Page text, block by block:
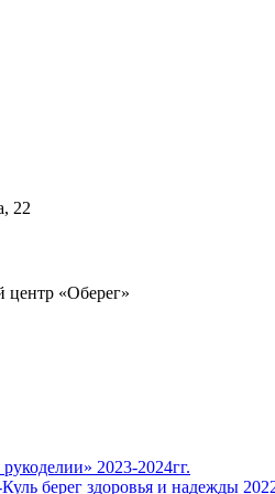
22
«Оберег»
2023-2024гг.
берег здоровья и надежды